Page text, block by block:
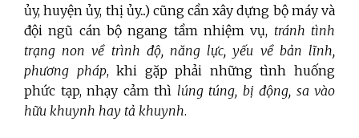
ủy, huyện ủy, thị ủy...) cũng cần xây dựng bộ máy và
đội ngũ cán bộ ngang tầm nhiệm vụ, tránh tình
trạng non về trình độ, năng lực, yếu về bản lĩnh,
phương pháp, khi gặp phải những tình huống
phức tạp, nhạy cảm thì lúng túng, bị động, sa vào
hữu khuynh hay tả khuynh.